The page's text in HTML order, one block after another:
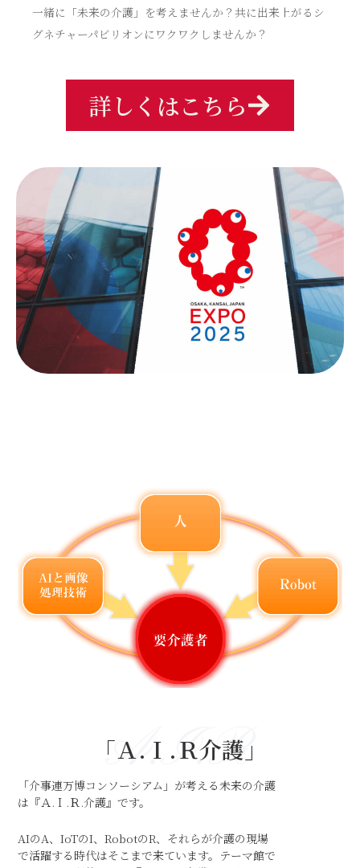
一緒に「未来の介護」を考えませんか？共に出来上がるシ
グネチャーパビリオンにワクワクしませんか？
詳しくはこちら
A.I.R
「Ａ.Ｉ.Ｒ介護」
「介事連万博コンソーシアム」が考える未来の介護
は『Ａ.Ｉ.Ｒ.介護』です。
AIのA、IoTのI、RobotのR、それらが介護の現場
で活躍する時代はそこまで来ています。テーマ館で